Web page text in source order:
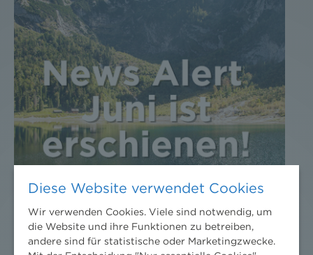
Diese Website verwendet Cookies
Wir verwenden Cookies. Viele sind notwendig, um
die Website und ihre Funktionen zu betreiben,
andere sind für statistische oder Marketingzwecke.